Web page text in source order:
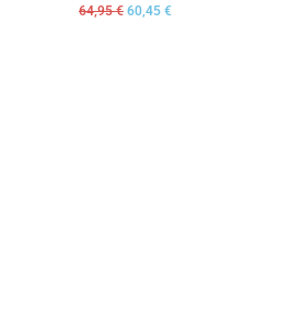
64,95€ 60,45 €